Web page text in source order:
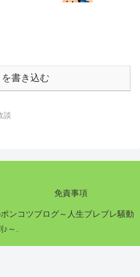
書き込む
談
免責事項
ンコツブログ～人生ブレブレ騒動
♪～.